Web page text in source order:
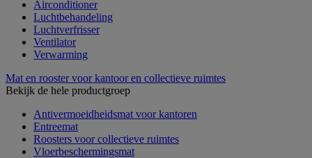
Airconditioner
Luchtbehandeling
Luchtverfrisser
Ventilator
Verwarming
Mat en rooster voor kantoor en collectieve ruimtes
Bekijk de hele productgroep
Antivermoeidheidsmat voor kantoren
Entreemat
Roosters voor collectieve ruimtes
Vloerbeschermingsmat